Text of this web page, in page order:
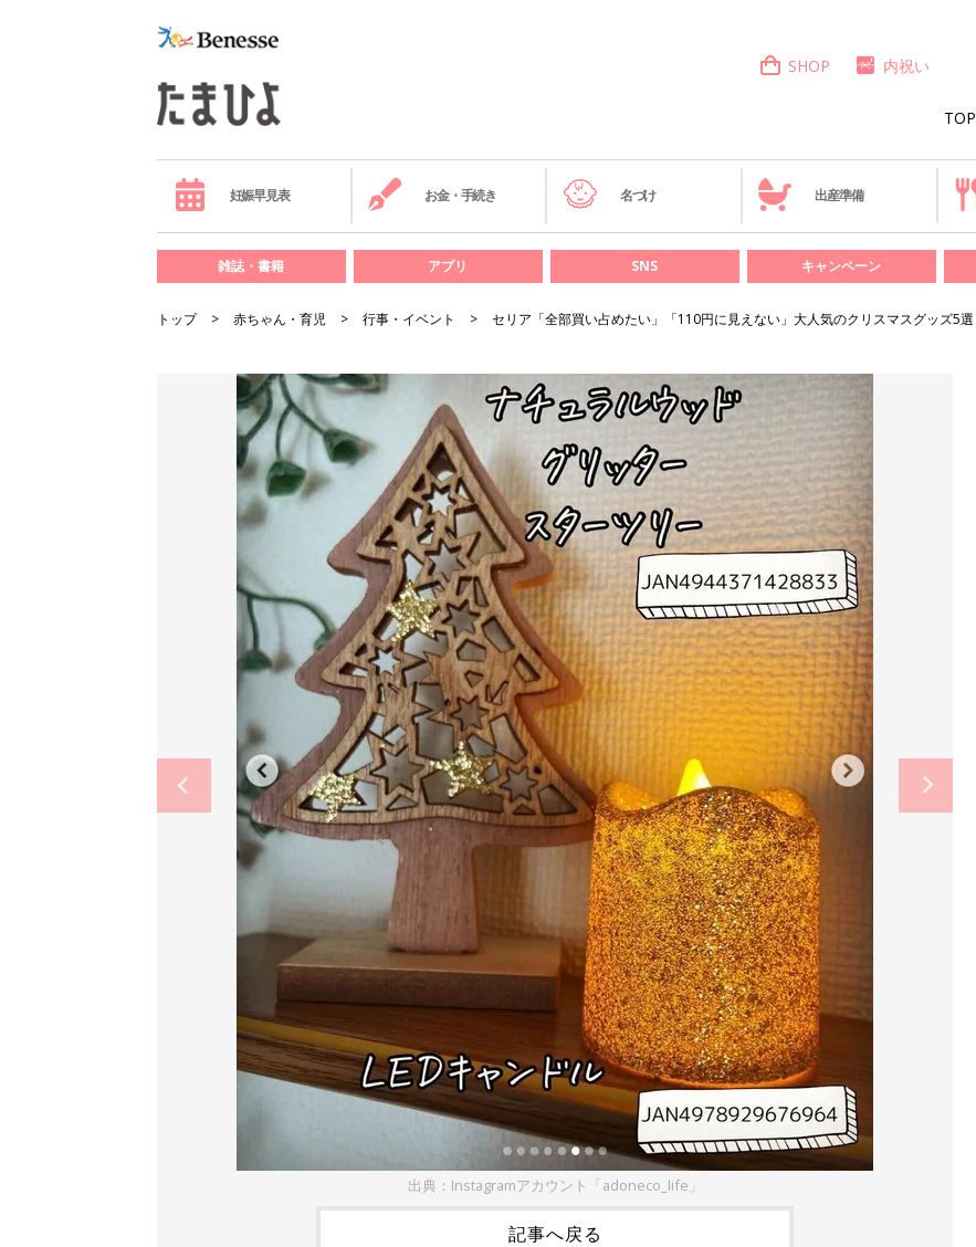
TOP
SHOP 内祝い
妊娠早見表 お金・手続き 名づけ 出産準備
雑誌・書籍 アプリ SNS キャンペーン
トップ 赤ちゃん・育児 行事・イベント セリア「全部買い占めたい」「110円に見えない」大人気のクリスマスグッズ5選
出典：Instagramアカウント「adoneco_life」
記事へ戻る